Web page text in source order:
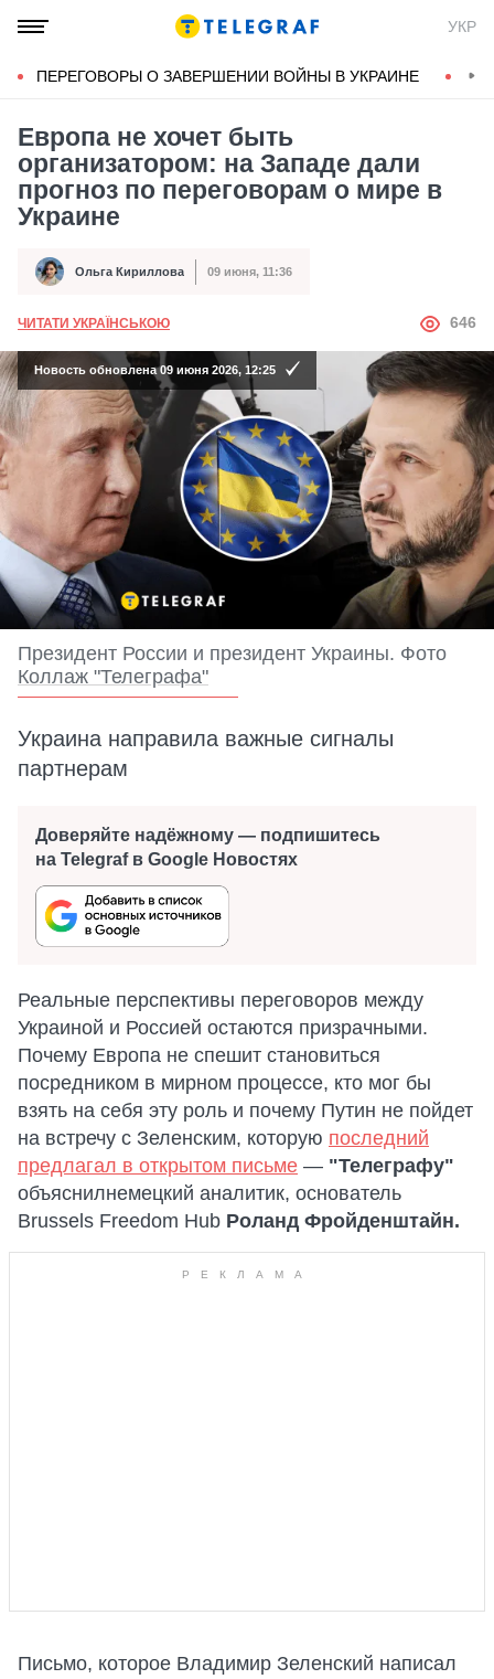
УКР
ПЕРЕГОВОРЫ О ЗАВЕРШЕНИИ ВОЙНЫ В УКРАИНЕ
Европа не хочет быть
организатором: на Западе дали
прогноз по переговорам о мире в
Украине
Автор Ольга Кириллова
Дата публикации 09 июня, 11:36
ЧИТАТИ УКРАЇНСЬКОЮ АВТОР
646
Новость обновлена 09 июня 2026, 12:25
Президент России и президент Украины. Фото
Коллаж "Телеграфа"
Украина направила важные сигналы
партнерам
Доверяйте надёжному — подпишитесь
на Telegraf в Google Новостях
Реальные перспективы переговоров между
Украиной и Россией остаются призрачными.
Почему Европа не спешит становиться
посредником в мирном процессе, кто мог бы
взять на себя эту роль и почему Путин не пойдет
на встречу с Зеленским, которую последний
предлагал в открытом письме — "Телеграфу"
объяснилнемецкий аналитик, основатель
Brussels Freedom Hub Роланд Фройденштайн.
Письмо, которое Владимир Зеленский написал